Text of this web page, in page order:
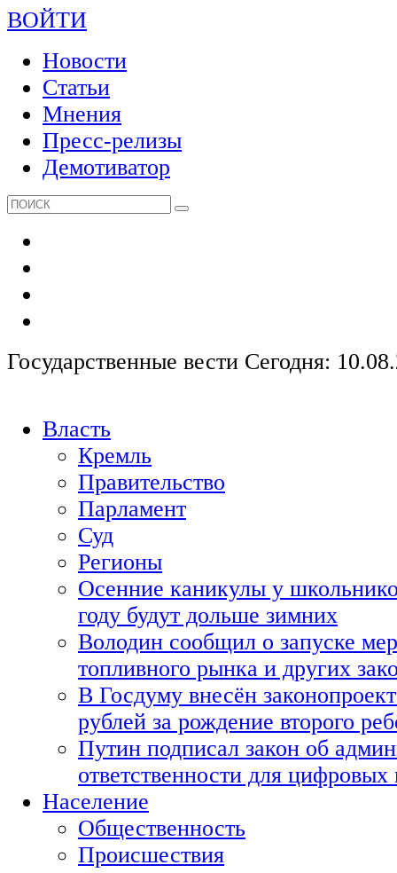
ВОЙТИ
Новости
Статьи
Мнения
Пресс-релизы
Демотиватор
Государственные вести Сегодня:
Власть
Кремль
Правительство
Парламент
Суд
Регионы
Осенние каникулы у
году будут дольше зимних
Володин сообщил о запуске
топливного рынка и других
В Госдуму внесён
рублей за рождение второго
Путин подписал закон об
ответственности для
Население
Общественность
Происшествия